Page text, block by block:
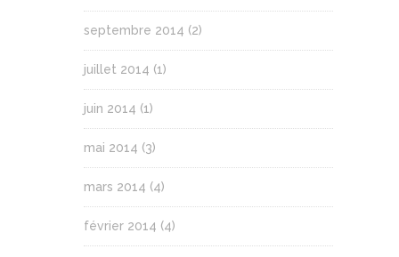
septembre 2014 (2)
juillet 2014 (1)
juin 2014 (1)
mai 2014 (3)
mars 2014 (4)
février 2014 (4)